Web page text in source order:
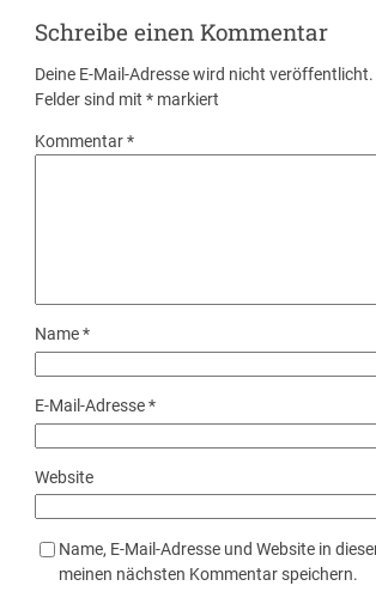
Schreibe einen Kommentar
Deine E-Mail-Adresse wird nicht veröffentlicht.
Felder sind mit* markiert
Kommentar*
Name*
E-Mail-Adresse*
Website
Name, E-Mail-Adresse und Website in
meinen nächsten Kommentar speichern.